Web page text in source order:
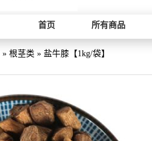
首页 所有商品
» 根茎类 » 盐牛膝【1kg/袋】